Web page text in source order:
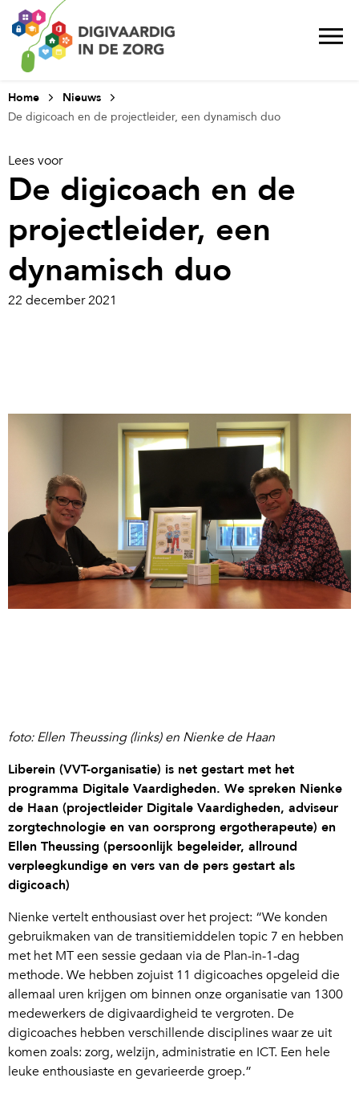
Home
Nieuws
De digicoach en de projectleider, een dynamisch duo
Lees voor
De digicoach en de
projectleider, een
dynamisch duo
22 december 2021
foto: Ellen Theussing (links) en Nienke de Haan
Liberein (VVT-organisatie) is net gestart met het
programma Digitale Vaardigheden. We spreken Nienke
de Haan (projectleider Digitale Vaardigheden, adviseur
zorgtechnologie en van oorsprong ergotherapeute) en
Ellen Theussing (persoonlijk begeleider, allround
verpleegkundige en vers van de pers gestart als
digicoach)
Nienke vertelt enthousiast over het project: “We konden
gebruikmaken van de transitiemiddelen topic 7 en hebben
met het MT een sessie gedaan via de Plan-in-1-dag
methode. We hebben zojuist 11 digicoaches opgeleid die
allemaal uren krijgen om binnen onze organisatie van 1300
medewerkers de digivaardigheid te vergroten. De
digicoaches hebben verschillende disciplines waar ze uit
komen zoals: zorg, welzijn, administratie en ICT. Een hele
leuke enthousiaste en gevarieerde groep.”